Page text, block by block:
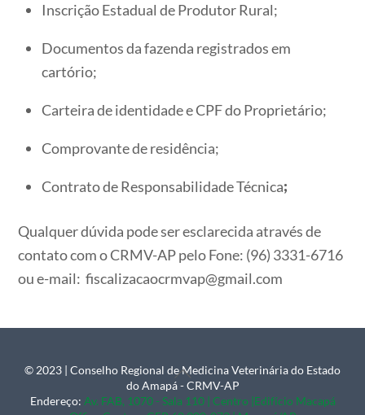
Inscrição Estadual de Produtor Rural;
Documentos da fazenda registrados em
cartório;
Carteira de identidade e CPF do Proprietário;
Comprovante de residência;
Contrato de Responsabilidade Técnica;
Qualquer dúvida pode ser esclarecida através de
contato com o CRMV-AP pelo Fone: (96) 3331-6716
ou e-mail: fiscalizacaocrmvap@gmail.com
Back
To
© 2023 | Conselho Regional de Medicina Veterinária do Estado
do Amapá - CRMV-AP
Endereço: Av. FAB, 1070 - Sala 110 | Centro |Edifício Macapá